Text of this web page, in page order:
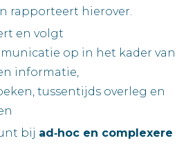
rapporteert hierover.
en volgt
op in het kader van
informatie,
tussentijds overleg en
bij ad‑hoc en complexere